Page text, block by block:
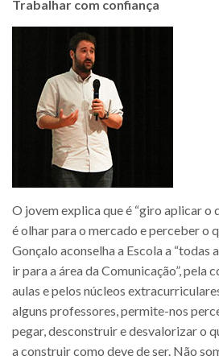
Trabalhar com confiança
O jovem explica que é “giro aplicar o
é olhar para o mercado e perceber o
Gonçalo aconselha a Escola a “todas
ir para a área da Comunicação”, pela
aulas e pelos núcleos
alguns professores, permite-nos
pegar, desconstruir e desvalorizar o
a construir como deve de ser. Não